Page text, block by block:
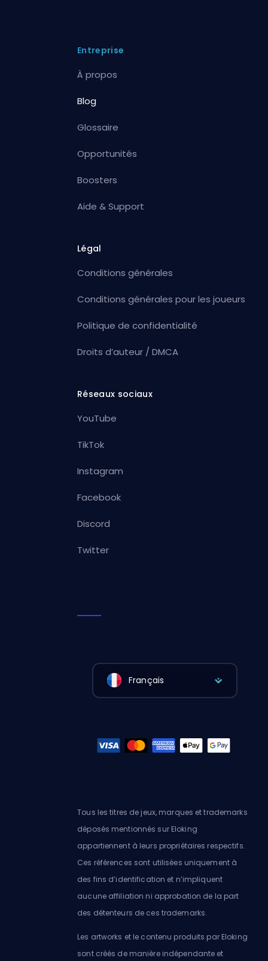
Entreprise
À propos
Blog
Glossaire
Opportunités
Boosters
Aide & Support
Légal
Conditions générales
Conditions générales pour les joueurs
Politique de confidentialité
Droits d’auteur / DMCA
Réseaux sociaux
YouTube
TikTok
Instagram
Facebook
Discord
Twitter
Français
Tous les titres de jeux, marques et trademarks
déposés mentionnés sur Eloking
appartiennent à leurs propriétaires respectifs.
Ces références sont utilisées uniquement à
des fins d’identification et n’impliquent
aucune affiliation ni approbation de la part
des détenteurs de ces trademarks.
Les artworks et le contenu produits par Eloking
sont créés de manière indépendante et